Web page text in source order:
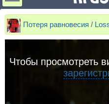
Потеря равновесия /
Чтобы просмотреть